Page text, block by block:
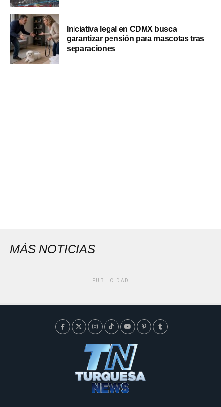
Iniciativa legal en CDMX busca
garantizar pensión para mascotas tras
separaciones
MÁS NOTICIAS
PUBLICIDAD